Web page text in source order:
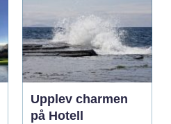
Upplev charmen
på Hotell